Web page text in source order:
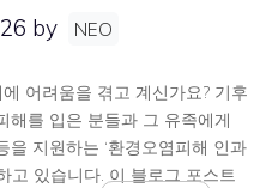
by NEO
어려움을 겪고 계신가요? 기후
해를 입은 분들과 그 유족에게
을 지원하는 ‘환경오염피해 인과
고 있습니다. 이 블로그 포스트